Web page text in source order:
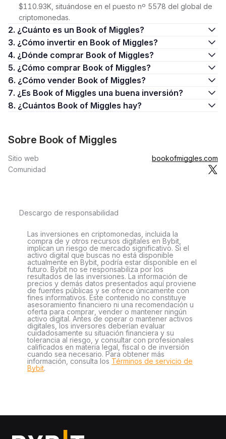
$110.93K, situándose en el puesto nº 5578 del global de
criptomonedas.
2. ¿Cuánto es un Book of Miggles?
3. ¿Cómo invertir en Book of Miggles?
4. ¿Dónde comprar Book of Miggles?
5. ¿Cómo comprar Book of Miggles?
6. ¿Cómo vender Book of Miggles?
7. ¿Es Book of Miggles una buena inversión?
8. ¿Cuántos Book of Miggles hay?
Sobre Book of Miggles
Sitio web
bookofmiggles.com
Comunidad
Descargo de responsabilidad
Las inversiones en criptomonedas, incluida la
compra de y otros recursos digitales en Bybit,
implican un riesgo de mercado significativo. Si el
activo digital que buscas no está disponible
actualmente en Bybit, podría estar disponible en el
futuro. Bybit no se responsabiliza por los
resultados de las inversiones. La información de
precios y demás datos presentados aquí proviene
de fuentes públicas y se ofrece únicamente con
fines informativos. Este contenido no constituye
asesoramiento financiero ni una recomendación u
oferta para comprar, vender o mantener ningún
activo digital. Antes de operar o mantener activos
digitales, los inversores deberían evaluar
cuidadosamente su situación financiera y su
tolerancia al riesgo, y consultar con profesionales
calificados en materia legal, fiscal o de inversión
cuando sea necesario. Para obtener más
información, consulta los Términos de servicio de
Bybit.